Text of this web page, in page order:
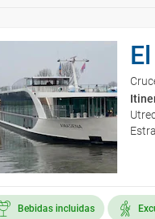
Bebidas incluidas